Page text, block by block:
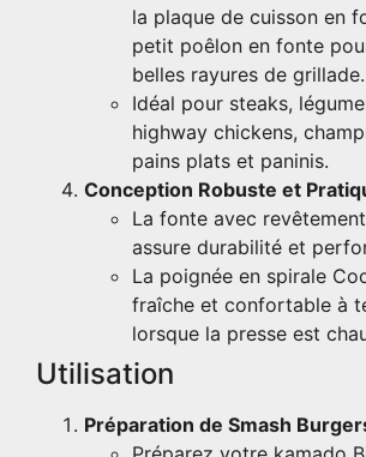
la plaque de cuisson en
petit poêlon en fonte
belles rayures de grillade.
Idéal pour steaks,
highway chickens,
pains plats et paninis.
Conception Robuste et
La fonte avec
assure durabilité et
La poignée en spirale
fraîche et confortable à
lorsque la presse est
Utilisation
Préparation de Smash